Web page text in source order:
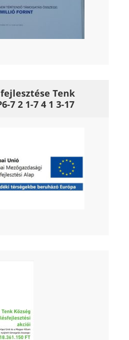
Tenk
7 2 1-7 4 1 3-17